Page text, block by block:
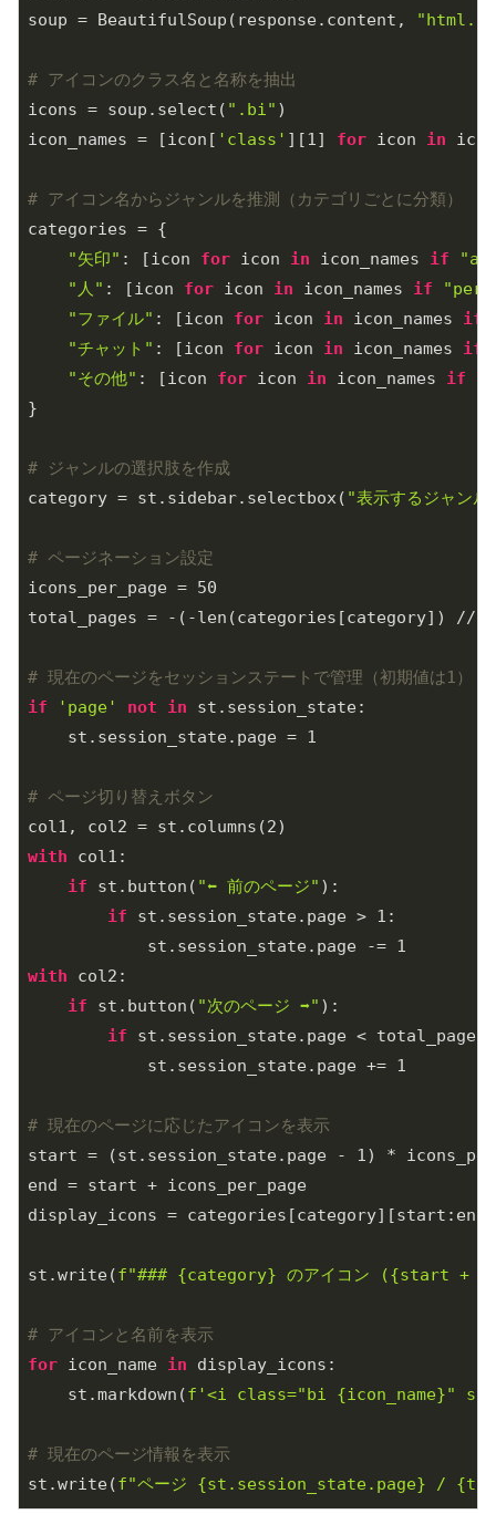
soup = BeautifulSoup(response.content,
# アイコンのクラス名と名称を抽出
icons = soup.select( ".bi" )
icon_names = [icon[ 'class' ][1] for icon in
# アイコン名からジャンルを推測（カテゴリごとに分類）
categories = {
"矢印" : [icon for icon in icon_names if
"人" : [icon for icon in icon_names if
"ファイル" : [icon for icon in icon_names if
"チャット" : [icon for icon in icon_names if
"その他" : [icon for icon in icon_names if
}
# ジャンルの選択肢を作成
category = st.sidebar.selectbox( "表示するジャン
# ページネーション設定
icons_per_page = 50
total_pages = -(-len(categories[category]) //
# 現在のページをセッションステートで管理（初期値は1）
if
'page' not in st.session_state:
    st.session_state.page =
1
# ページ切り替えボタン
col1, col2 = st.columns(2
with col1:
if st.button( "⬅️ 前のページ" ):
if st.session_state.page > 1 :
            st.session_state.page -=
1
with col2:
if st.button( "次のページ ➡️" ):
if st.session_state.page < total_pages:
            st.session_state.page +=
1
# 現在のページに応じたアイコンを表示
start = (st.session_state.page - 1) *
end = start + icons_per_page
display_icons = categories[category][start:end]
st.write(f"### {category} のアイコン ({start +
# アイコンと名前を表示
for icon_name in display_icons:
    st.markdown(
f'<i class="bi {icon_name}"
# 現在のページ情報を表示
st.write(f"ページ {st.session_state.page} /